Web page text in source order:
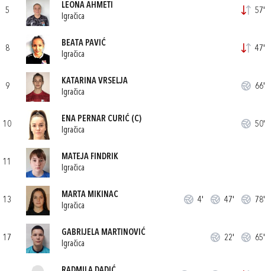
5
LEONA AHMETI
Igračica
57'
8
BEATA PAVIĆ
Igračica
47'
9
KATARINA VRSELJA
Igračica
66'
10
ENA PERNAR CURIĆ (C)
Igračica
50'
11
MATEJA FINDRIK
Igračica
13
MARTA MIKINAC
Igračica
4' 47' 78'
17
GABRIJELA MARTINOVIĆ
Igračica
22' 65'